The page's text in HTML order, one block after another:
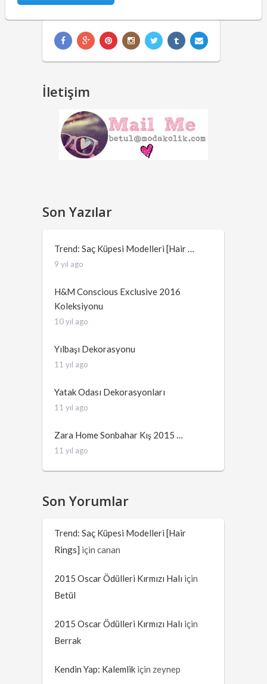
İletişim
Son Yazılar
Trend: Saç Küpesi Modelleri [Hair …
9 yıl ago
H&M Conscious Exclusive 2016
Koleksiyonu
10 yıl ago
Yılbaşı Dekorasyonu
11 yıl ago
Yatak Odası Dekorasyonları
11 yıl ago
Zara Home Sonbahar Kış 2015 …
11 yıl ago
Son Yorumlar
Trend: Saç Küpesi Modelleri [Hair
Rings] içincanan
2015 Oscar Ödülleri Kırmızı Halı için
Betül
2015 Oscar Ödülleri Kırmızı Halı için
Berrak
Kendin Yap: Kalemlik için zeynep